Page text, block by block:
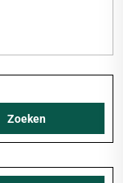
Zoeken